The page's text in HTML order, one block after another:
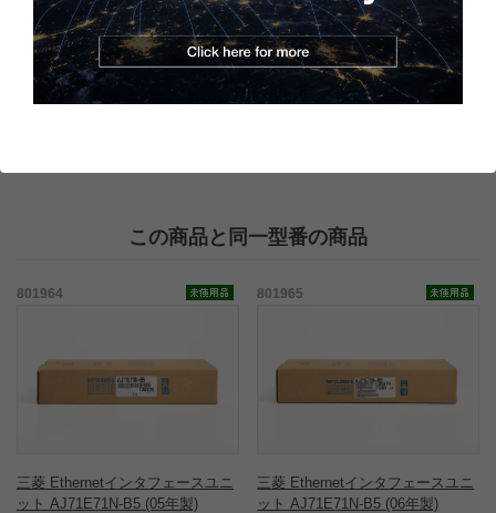
製造年：2006年
梱包箱には、経年劣化によるキズや汚れが見られますが、本体は
この商品と同一型番の商品
801964
三菱 Ethernetインタフェースユニ
ット AJ71E71N-B5 (05年製)
801965
三菱 Ethernetインタフェースユニ
ット AJ71E71N-B5 (06年製)